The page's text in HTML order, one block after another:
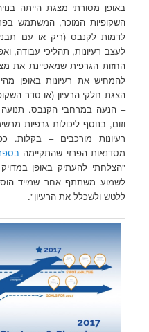
באופן מסורתי מצגת הייתה
השקופיות המוכר, המשתמש ב
לדמות לקנבס (ריק או עם
לעצב רעיונות, תהליכי עבודה,
החזות הגרפית שמאפיינת את
להמחיש את רעיונות באופן
הצגת חלקי הרעיון (או סדר
– הנעה במרחבי הקנבס. תנועה
וזום, בנוסף ליכולות גרפיות
רעיונות מורכבים –
מסדנאות הפרזי שהתקיימה
"הצלחתי להעתיק באופן
לשמוע משתתף אחר שמייד
ללטש ולשכלל את הרעיון".